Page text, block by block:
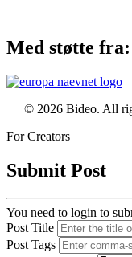
Med støtte fra:
© 2026 Bideo. All
For Creators
Submit Post
You need to login to
Post Title
Post Tags